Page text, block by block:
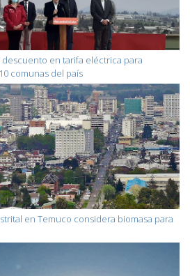
en tarifa eléctrica para
comunas del país
en Temuco considera biomasa para